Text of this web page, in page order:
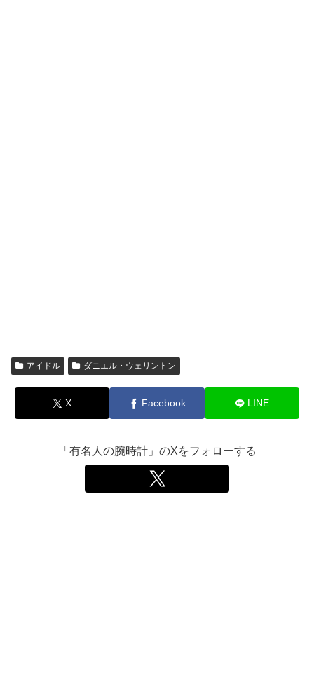
アイドル ダニエル・ウェリントン
X Facebook LINE
「有名人の腕時計」のXをフォローする